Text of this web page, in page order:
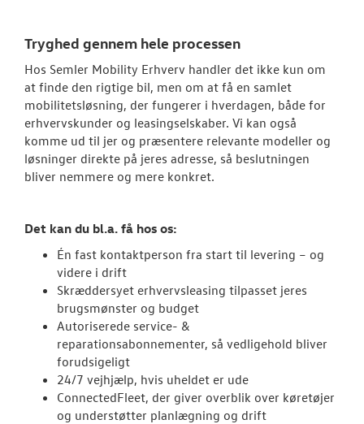
Tryghed gennem hele processen
Hos Semler Mobility Erhverv handler det ikke kun om
at finde den rigtige bil, men om at få en samlet
mobilitetsløsning, der fungerer i hverdagen, både for
erhvervskunder og leasingselskaber. Vi kan også
komme ud til jer og præsentere relevante modeller og
løsninger direkte på jeres adresse, så beslutningen
bliver nemmere og mere konkret.
Det kan du bl.a. få hos os:
Én fast kontaktperson fra start til levering – og
videre i drift
Skræddersyet erhvervsleasing tilpasset jeres
brugsmønster og budget
Autoriserede service- &
reparationsabonnementer, så vedligehold bliver
forudsigeligt
24/7 vejhjælp, hvis uheldet er ude
ConnectedFleet, der giver overblik over køretøjer
og understøtter planlægning og drift